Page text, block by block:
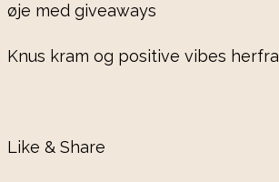
øje med giveaways
Knus kram og positive vibes herfra
Like & Share